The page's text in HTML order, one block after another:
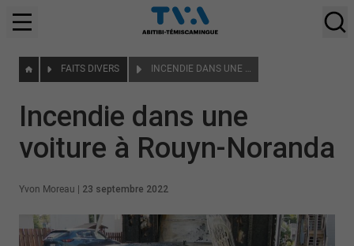
FAITS DIVERS INCENDIE DANS UNE VOITURE À ROUYN-NORANDA
Incendie dans une
voiture à Rouyn-Noranda
Yvon Moreau 23 septembre 2022